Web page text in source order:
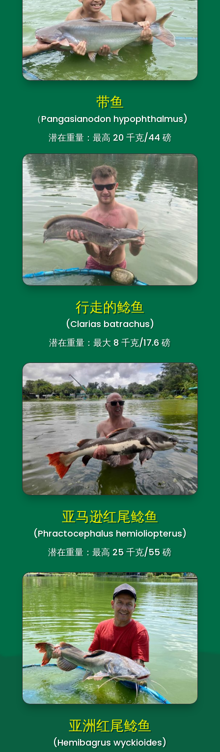
带鱼
（Pangasianodon hypophthalmus)
潜在重量：最高 20 千克/44 磅
行走的鲶鱼
(Clarias batrachus)
潜在重量：最大 8 千克/17.6 磅
亚马逊红尾鲶鱼
(Phractocephalus hemioliopterus)
潜在重量：最高 25 千克/55 磅
亚洲红尾鲶鱼
(Hemibagrus wyckioides)